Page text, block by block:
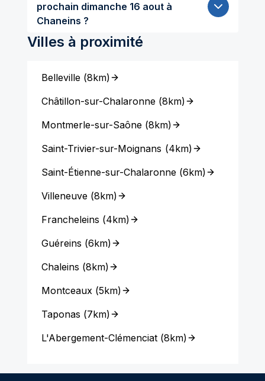
prochain dimanche 16 aout à
Chaneins ?
Villes à proximité
Belleville(8km)
Châtillon-sur-Chalaronne(8km)
Montmerle-sur-Saône(8km)
Saint-Trivier-sur-Moignans (4km)
Saint-Étienne-sur-Chalaronne(6km)
Villeneuve(8km)
Francheleins (4km)
Guéreins (6km)
Chaleins (8km)
Montceaux(5km)
Taponas (7km)
L'Abergement-Clémenciat(8km)